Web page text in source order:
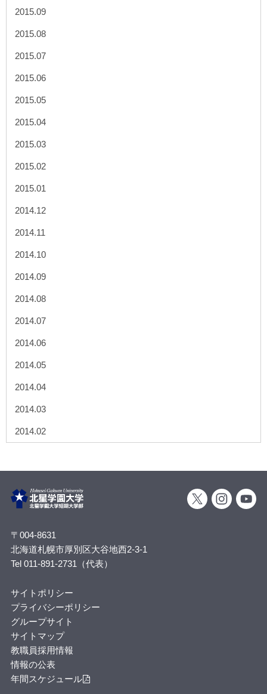
2015.09
2015.08
2015.07
2015.06
2015.05
2015.04
2015.03
2015.02
2015.01
2014.12
2014.11
2014.10
2014.09
2014.08
2014.07
2014.06
2014.05
2014.04
2014.03
2014.02
〒004-8631
北海道札幌市厚別区大谷地西2-3-1
Tel 011-891-2731（代表）
サイトポリシー
プライバシーポリシー
グループサイト
サイトマップ
教職員採用情報
情報の公表
年間スケジュール